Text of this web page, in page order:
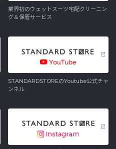
業界初のウェットスーツ宅配クリーニン
グ＆保管サービス
STANDARDSTOREのYoutube公式チャ
ンネル